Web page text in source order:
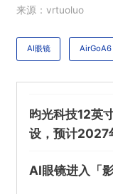
欺诈
来源：vrtuoluo
AI眼镜 AirGoA6
昀光科技12英
设，预计2027
AI眼镜进入「